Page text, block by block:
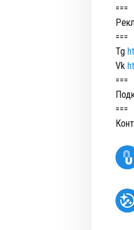
===
===
Tg
Vk
===
===